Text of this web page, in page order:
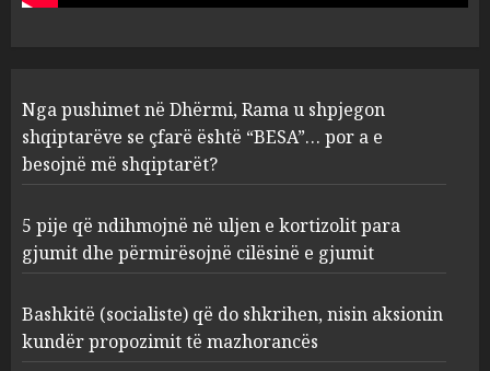
1 AUGUST 6, 2026
2
kortizolit para gjumit dhe
përmirësojnë cilësinë e gjumit
AUGUST 6, 2026
3
Bashkitë (socialiste) që do
shkrihen, nisin aksionin
kundër propozimit të
mazhorancës
AUGUST 6, 2026
Nga pushimet në Dhërmi, Rama u shpjegon
shqiptarëve se çfarë është “BESA”… por a e
besojnë më shqiptarët?
5 pije që ndihmojnë në uljen e kortizolit para
gjumit dhe përmirësojnë cilësinë e gjumit
Bashkitë (socialiste) që do shkrihen, nisin aksionin
kundër propozimit të mazhorancës